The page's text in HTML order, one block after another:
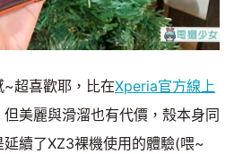
超喜歡耶，比在Xperia官方線上
美麗與滑溜也有代價，殼本身同
續了XZ3裸機使用的體驗(喂~